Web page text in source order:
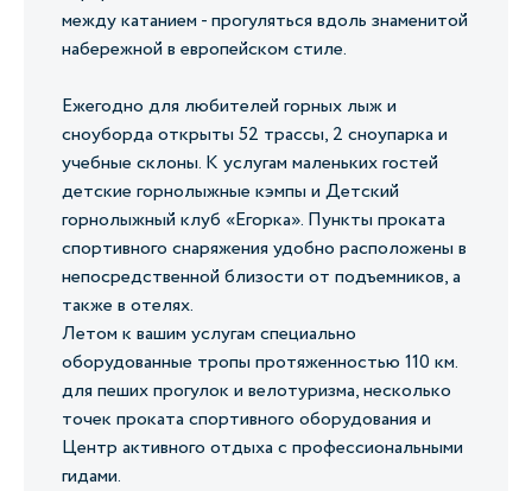
между катанием - прогуляться вдоль знаменитой
набережной в европейском стиле.
Ежегодно для любителей горных лыж и
сноуборда открыты 52 трассы, 2 сноупарка и
учебные склоны. К услугам маленьких гостей
детские горнолыжные кэмпы и Детский
горнолыжный клуб «Егорка». Пункты проката
спортивного снаряжения удобно расположены в
непосредственной близости от подъемников, а
также в отелях.
Летом к вашим услугам специально
оборудованные тропы протяженностью 110 км.
для пеших прогулок и велотуризма, несколько
точек проката спортивного оборудования и
Центр активного отдыха с профессиональными
гидами.